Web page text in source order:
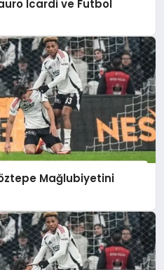
Icardi ve Futbol
Mağlubiyetini